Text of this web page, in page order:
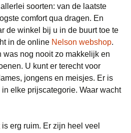
soorten: van de laatste
comfort qua dragen. En
de winkel bij u in de buurt toe te
in de online Nelson webshop.
nog nooit zo makkelijk en
U kunt er terecht voor
jongens en meisjes. Er is
elke prijscategorie. Waar wacht
is erg ruim. Er zijn heel veel